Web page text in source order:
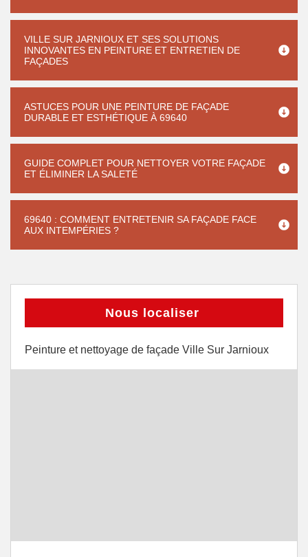
VILLE SUR JARNIOUX ET SES SOLUTIONS
INNOVANTES EN PEINTURE ET ENTRETIEN DE
FAÇADES
ASTUCES POUR UNE PEINTURE DE FAÇADE
DURABLE ET ESTHÉTIQUE À 69640
GUIDE COMPLET POUR NETTOYER VOTRE FAÇADE
ET ÉLIMINER LA SALETÉ
69640 : COMMENT ENTRETENIR SA FAÇADE FACE
AUX INTEMPÉRIES ?
Nous localiser
Peinture et nettoyage de façade Ville Sur Jarnioux